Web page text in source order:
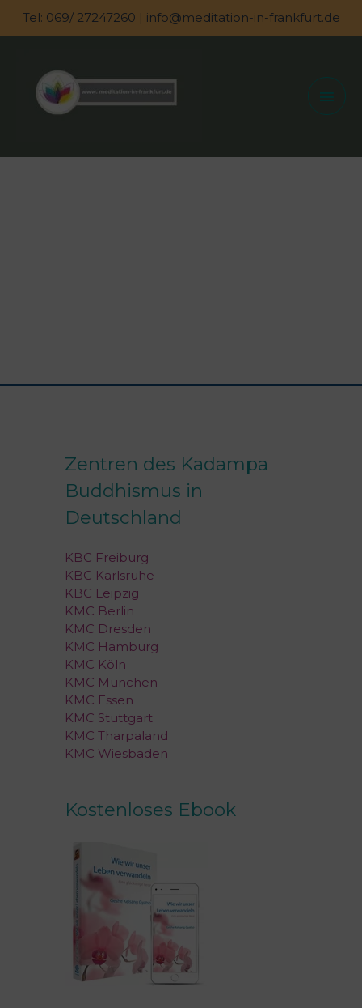
Inhalt
Tel: 069/ 27247260 | info@meditation-in-frankfurt.de
Zentren des Kadampa
Buddhismus in
Deutschland
KBC Freiburg
KBC Karlsruhe
KBC Leipzig
KMC Berlin
KMC Dresden
KMC Hamburg
KMC Köln
KMC München
KMC Essen
KMC Stuttgart
KMC Tharpaland
KMC Wiesbaden
Kostenloses Ebook